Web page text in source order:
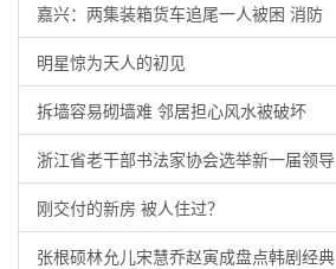
嘉兴：两集装箱货车追尾一人被困 消防
明星惊为天人的初见
拆墙容易砌墙难 邻居担心风水被破坏
浙江省老干部书法家协会选举新一届领导
刚交付的新房 被人住过？
张根硕林允儿宋慧乔赵寅成盘点韩剧经典